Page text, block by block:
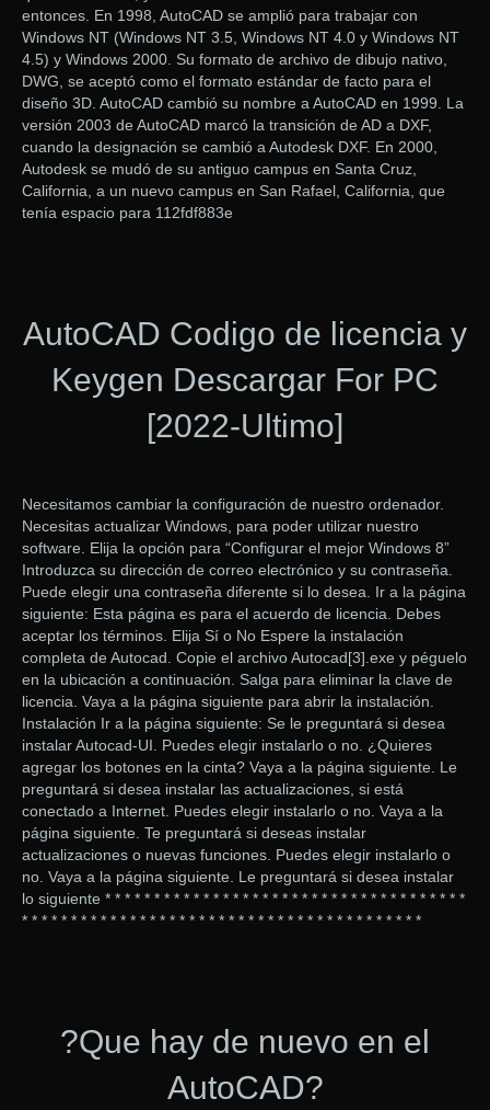
entonces. En 1998, AutoCAD se amplió para trabajar con
Windows NT (Windows NT 3.5, Windows NT 4.0 y Windows NT
4.5) y Windows 2000. Su formato de archivo de dibujo nativo,
DWG, se aceptó como el formato estándar de facto para el
diseño 3D. AutoCAD cambió su nombre a AutoCAD en 1999. La
versión 2003 de AutoCAD marcó la transición de AD a DXF,
cuando la designación se cambió a Autodesk DXF. En 2000,
Autodesk se mudó de su antiguo campus en Santa Cruz,
California, a un nuevo campus en San Rafael, California, que
tenía espacio para 112fdf883e
AutoCAD Codigo de licencia y
Keygen Descargar For PC
[2022-Ultimo]
Necesitamos cambiar la configuración de nuestro ordenador.
Necesitas actualizar Windows, para poder utilizar nuestro
software. Elija la opción para “Configurar el mejor Windows 8”
Introduzca su dirección de correo electrónico y su contraseña.
Puede elegir una contraseña diferente si lo desea. Ir a la página
siguiente: Esta página es para el acuerdo de licencia. Debes
aceptar los términos. Elija Sí o No Espere la instalación
completa de Autocad. Copie el archivo Autocad[3].exe y péguelo
en la ubicación a continuación. Salga para eliminar la clave de
licencia. Vaya a la página siguiente para abrir la instalación.
Instalación Ir a la página siguiente: Se le preguntará si desea
instalar Autocad-UI. Puedes elegir instalarlo o no. ¿Quieres
agregar los botones en la cinta? Vaya a la página siguiente. Le
preguntará si desea instalar las actualizaciones, si está
conectado a Internet. Puedes elegir instalarlo o no. Vaya a la
página siguiente. Te preguntará si deseas instalar
actualizaciones o nuevas funciones. Puedes elegir instalarlo o
no. Vaya a la página siguiente. Le preguntará si desea instalar
lo siguiente * * * * * * * * * * * * * * * * * * * * * * * * * * * * * * * * * * * * *
* * * * * * * * * * * * * * * * * * * * * * * * * * * * * * * * * * * * * * * * *
?Que hay de nuevo en el
AutoCAD?